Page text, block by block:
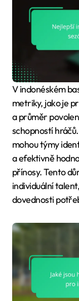
V indonéském baseballu hrají sezónní výkonnostní
metriky, jako je
a průměr
schopností
mohou týmy
a efektivně
přínosy. Tento
individuální
dovednosti